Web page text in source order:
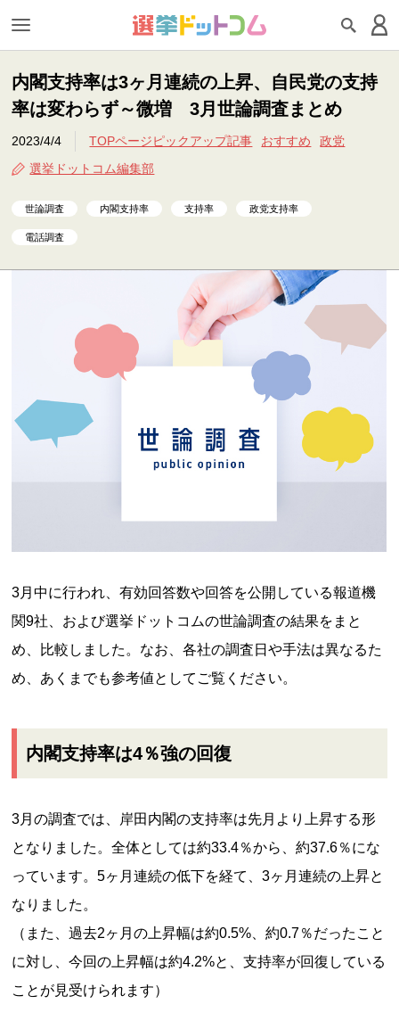
内閣支持率は3ヶ月連続の上昇、自民党の支持
率は変わらず～微増 3月世論調査まとめ
2023/4/4 TOPページピックアップ記事 おすすめ
政党
選挙ドットコム編集部
世論調査 内閣支持率 支持率 政党支持率
電話調査
3月中に行われ、有効回答数や回答を公開している報道機
関9社、および選挙ドットコムの世論調査の結果をまと
め、比較しました。なお、各社の調査日や手法は異なるた
め、あくまでも参考値としてご覧ください。
内閣支持率は4％強の回復
3月の調査では、岸田内閣の支持率は先月より上昇する形
となりました。全体としては約33.4％から、約37.6％にな
っています。5ヶ月連続の低下を経て、3ヶ月連続の上昇と
なりました。
（また、過去2ヶ月の上昇幅は約0.5%、約0.7％だったこと
に対し、今回の上昇幅は約4.2%と、支持率が回復している
ことが見受けられます）